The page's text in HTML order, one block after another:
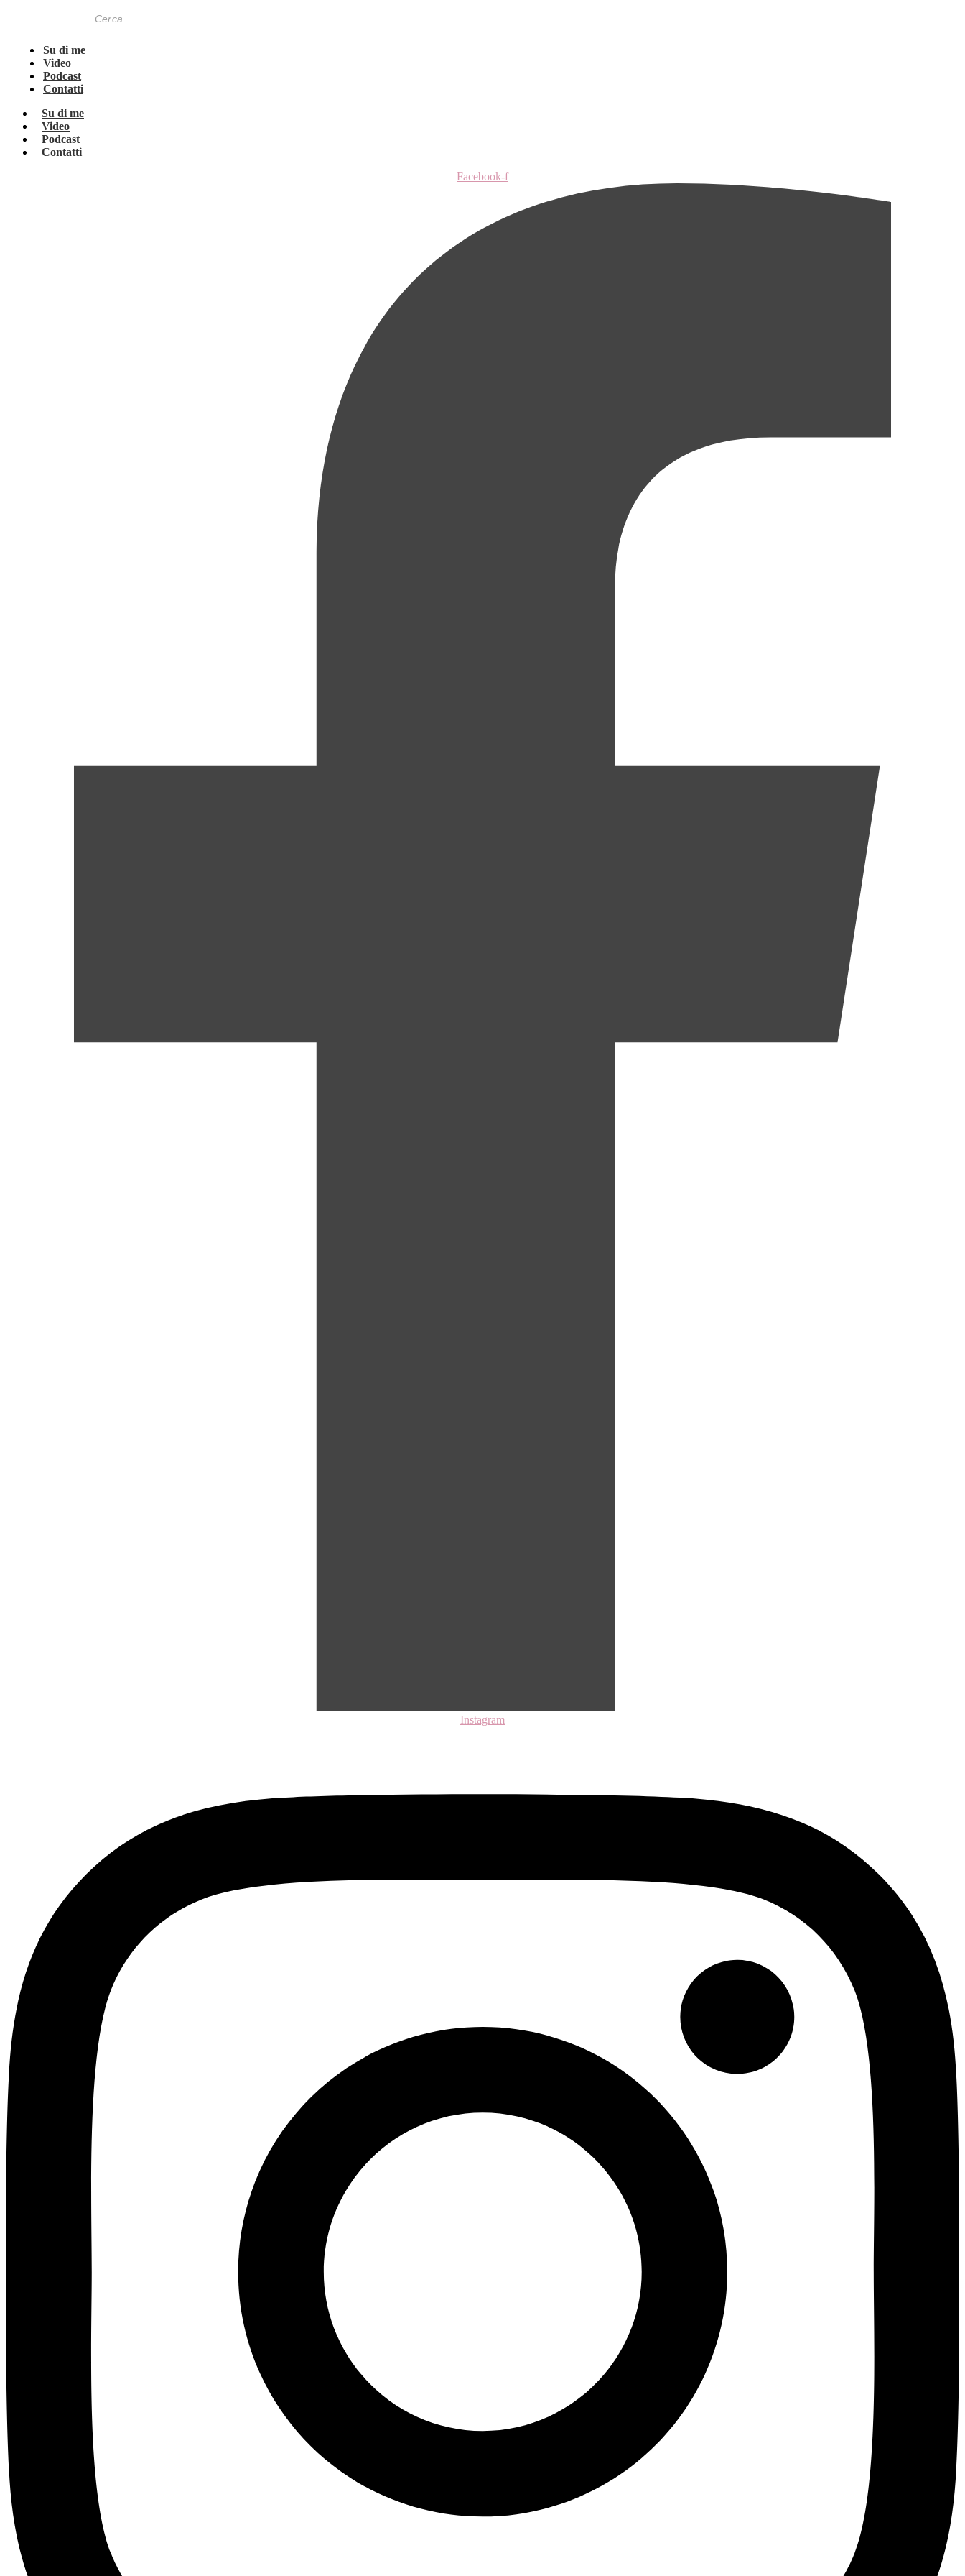
Su di me
Video
Podcast
Contatti
Su di me
Video
Podcast
Contatti
Facebook-f
Instagram